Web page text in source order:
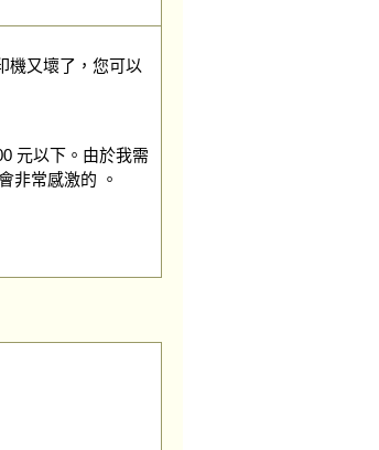
機又壞了，您可以
元以下。由於我需
非常感激的 。